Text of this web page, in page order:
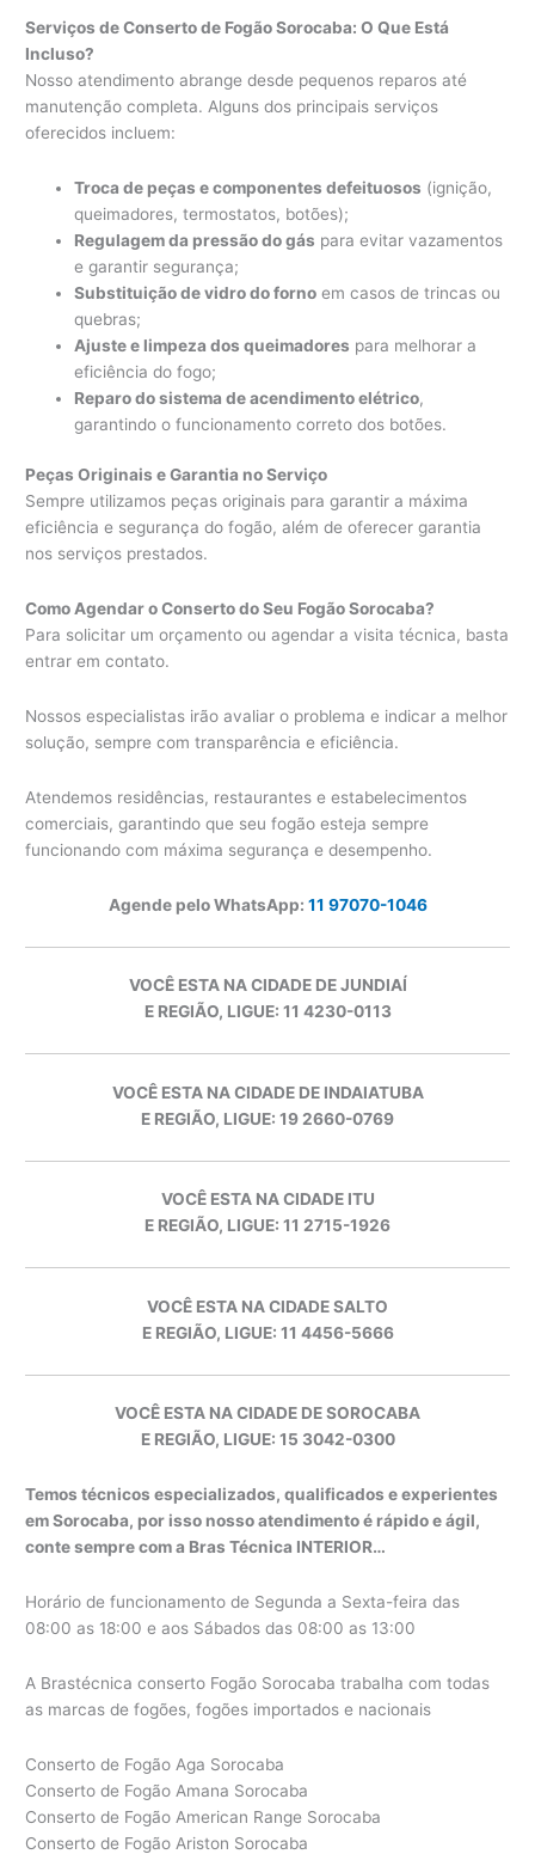
Serviços de Conserto de Fogão Sorocaba: O Que Está
Incluso?
Nosso atendimento abrange desde pequenos reparos até
manutenção completa. Alguns dos principais serviços
oferecidos incluem:
Troca de peças e componentes defeituosos (ignição,
queimadores, termostatos, botões);
Regulagem da pressão do gás para evitar vazamentos
e garantir segurança;
Substituição de vidro do forno em casos de trincas ou
quebras;
Ajuste e limpeza dos queimadores para melhorar a
eficiência do fogo;
Reparo do sistema de acendimento elétrico,
garantindo o funcionamento correto dos botões.
Peças Originais e Garantia no Serviço
Sempre utilizamos peças originais para garantir a máxima
eficiência e segurança do fogão, além de oferecer garantia
nos serviços prestados.
Como Agendar o Conserto do Seu Fogão Sorocaba?
Para solicitar um orçamento ou agendar a visita técnica, basta
entrar em contato.
Nossos especialistas irão avaliar o problema e indicar a melhor
solução, sempre com transparência e eficiência.
Atendemos residências, restaurantes e estabelecimentos
comerciais, garantindo que seu fogão esteja sempre
funcionando com máxima segurança e desempenho.
Agende pelo WhatsApp: 11 97070-1046
VOCÊ ESTA NA CIDADE DE JUNDIAÍ
E REGIÃO, LIGUE: 11 4230-0113
VOCÊ ESTA NA CIDADE DE INDAIATUBA
E REGIÃO, LIGUE: 19 2660-0769
VOCÊ ESTA NA CIDADE ITU
E REGIÃO, LIGUE: 11 2715-1926
VOCÊ ESTA NA CIDADE SALTO
E REGIÃO, LIGUE: 11 4456-5666
VOCÊ ESTA NA CIDADE DE SOROCABA
E REGIÃO, LIGUE: 15 3042-0300
Temos técnicos especializados, qualificados e experientes
em Sorocaba, por isso nosso atendimento é rápido e ágil,
conte sempre com a Bras Técnica INTERIOR…
Horário de funcionamento de Segunda a Sexta-feira das
08:00 as 18:00 e aos Sábados das 08:00 as 13:00
A Brastécnica conserto Fogão Sorocaba trabalha com todas
as marcas de fogões, fogões importados e nacionais
Conserto de Fogão Aga Sorocaba
Conserto de Fogão Amana Sorocaba
Conserto de Fogão American Range Sorocaba
Conserto de Fogão Ariston Sorocaba